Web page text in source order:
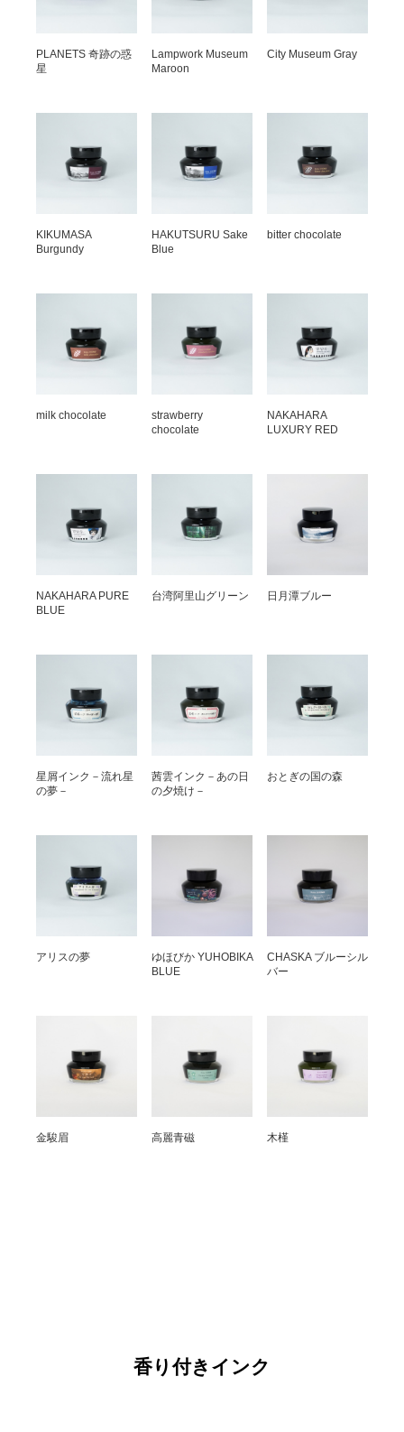
PLANETS 奇跡の惑
星
Lampwork Museum
Maroon
City Museum Gray
KIKUMASA
Burgundy
HAKUTSURU Sake
Blue
bitter chocolate
milk chocolate
strawberry
chocolate
NAKAHARA
LUXURY RED
NAKAHARA PURE
BLUE
台湾阿里山グリーン 日月潭ブルー
星屑インク－流れ星
の夢－
茜雲インク－あの日
の夕焼け－
おとぎの国の森
アリスの夢
ゆほびか YUHOBIKA
BLUE
CHASKA ブルーシル
バー
金駿眉 高麗青磁 木槿
香り付きインク